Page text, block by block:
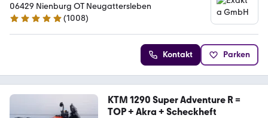
06429 Nienburg OT Neugattersleben
4.8 Sterne
(1008)
Kontakt Parken
KTM 1290 Super Adventure R =
TOP + Akra + Scheckheft